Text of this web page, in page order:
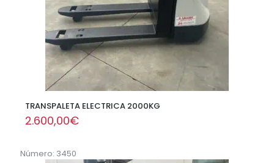
TRANSPALETA ELECTRICA 2000KG
2.600,00€
Número: 3450